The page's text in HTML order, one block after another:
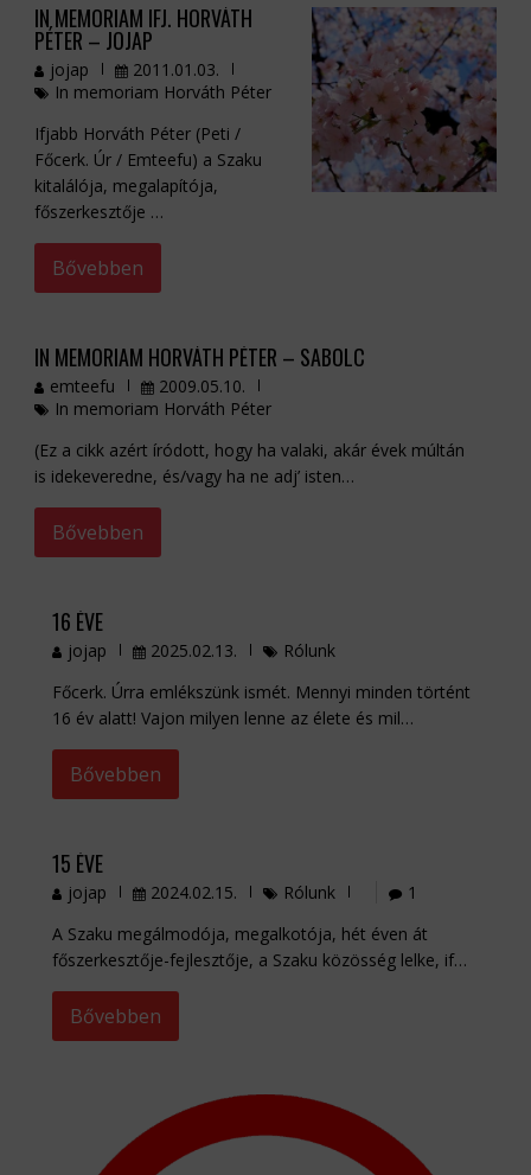
IN MEMORIAM IFJ. HORVÁTH
PÉTER – JOJAP
jojap
2011.01.03.
In memoriam Horváth Péter
Ifjabb Horváth Péter (Peti /
Főcerk. Úr / Emteefu) a Szaku
kitalálója, megalapítója,
főszerkesztője …
Bővebben
IN MEMORIAM HORVÁTH PÉTER – SABOLC
emteefu
2009.05.10.
In memoriam Horváth Péter
(Ez a cikk azért íródott, hogy ha valaki, akár évek múltán
is idekeveredne, és/vagy ha ne adj’ isten…
Bővebben
16 ÉVE
jojap 2025.02.13.
Rólunk
Főcerk. Úrra emlékszünk ismét. Mennyi minden történt
16 év alatt! Vajon milyen lenne az élete és mil…
Bővebben
15 ÉVE
jojap 2024.02.15. Rólunk
1
A Szaku megálmodója, megalkotója, hét éven át
főszerkesztője-fejlesztője, a Szaku közösség lelke, if…
Bővebben